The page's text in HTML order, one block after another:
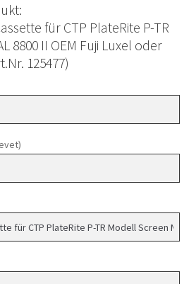
für CTP PlateRite P-TR
8800 II OEM Fuji Luxel oder
125477)